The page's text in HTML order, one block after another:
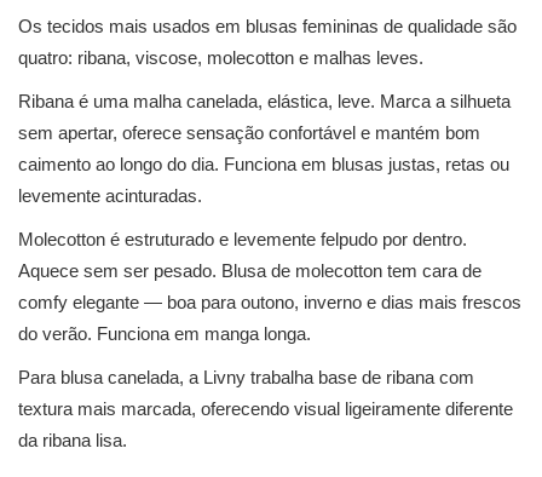
Os tecidos mais usados em blusas femininas de qualidade são
quatro: ribana, viscose, molecotton e malhas leves.
Ribana é uma malha canelada, elástica, leve. Marca a silhueta
sem apertar, oferece sensação confortável e mantém bom
caimento ao longo do dia. Funciona em blusas justas, retas ou
levemente acinturadas.
Molecotton é estruturado e levemente felpudo por dentro.
Aquece sem ser pesado. Blusa de molecotton tem cara de
comfy elegante — boa para outono, inverno e dias mais frescos
do verão. Funciona em manga longa.
Para blusa canelada, a Livny trabalha base de ribana com
textura mais marcada, oferecendo visual ligeiramente diferente
da ribana lisa.